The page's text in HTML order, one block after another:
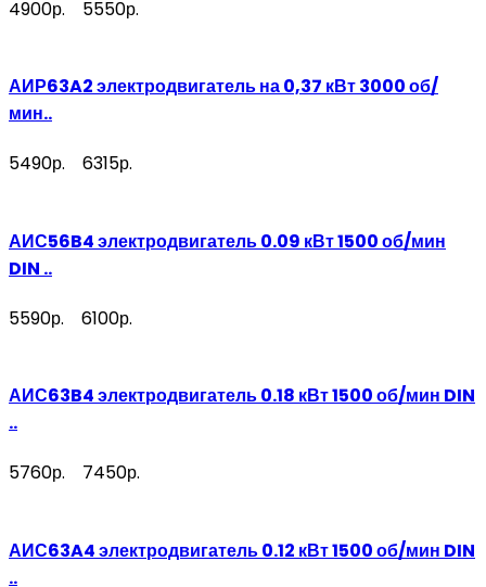
4900р. 5550р.
АИР63A2 электродвигатель на 0,37 кВт 3000 об/
мин..
5490р. 6315р.
АИС56B4 электродвигатель 0.09 кВт 1500 об/мин
DIN ..
5590р. 6100р.
АИС63B4 электродвигатель 0.18 кВт 1500 об/мин DIN
..
5760р. 7450р.
АИС63A4 электродвигатель 0.12 кВт 1500 об/мин DIN
..